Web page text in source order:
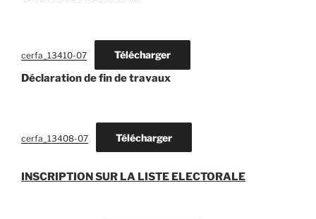
cerfa_13410-07 Télécharger
Déclaration de fin de travaux
cerfa_13408-07 Télécharger
INSCRIPTION SUR LA LISTE ELECTORALE